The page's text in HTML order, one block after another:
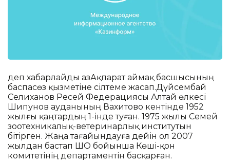
деп хабарлайды ҚазАқпарат аймақ басшысының
баспасөз қызметіне сілтеме жасап.Дүйсембай
Селиханов Ресей Федерациясы Алтай өлкесі
Шипунов ауданының Вахитово кентінде 1952
жылғы қаңтардың 1-інде туған. 1975 жылы Семей
зоотехникалық-ветеринарлық институтын
бітірген. Жаңа тағайындауға дейін ол 2007
жылдан бастап ШҚО бойынша Көші-қон
комитетінің департаментін басқарған.